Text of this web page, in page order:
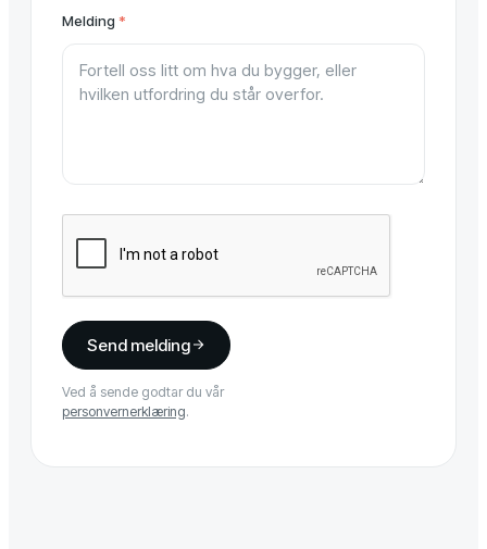
Melding *
Send melding
Ved å sende godtar du vår
personvernerklæring.